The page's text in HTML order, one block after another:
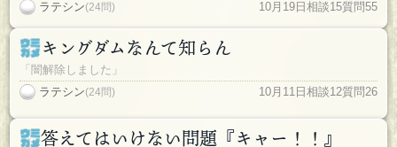
ラテシン(24問) 10月19日 相談15質問55
キングダムなんて知らん
「闇解除しました」
ラテシン(24問) 10月11日 相談12質問26
答えてはいけない問題『キャー！！』